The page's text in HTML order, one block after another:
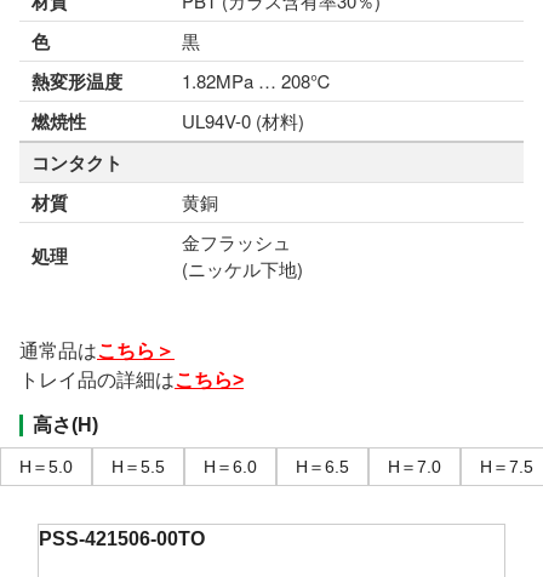
色 黒
熱変形温度 1.82MPa … 208℃
燃焼性 UL94V-0 (材料)
コンタクト
材質
黄銅
処理
金フラッシュ
(ニッケル下地)
通常品はこちら＞
トレイ品の詳細はこちら>
高さ(H)
H＝5.0 H＝5.5 H＝6.0 H＝6.5 H＝7.0 H＝7.5
PSS-421506-00TO